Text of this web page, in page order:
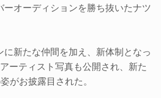
オーディションを勝ち抜いたナツ
新たな仲間を加え、新体制となっ
ーティスト写真も公開され、新た
がお披露目された。